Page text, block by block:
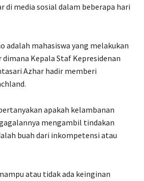
di media sosial dalam beberapa hari
adalah mahasiswa yang melakukan
Kepala Staf Kepresidenan
Azhar hadir memberi
apakah kelambanan
mengambil tindakan
buah dari inkompetensi atau
atau tidak ada keinginan